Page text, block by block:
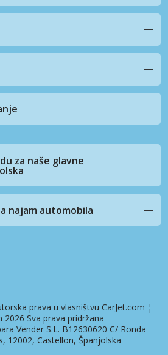
za naše glavne
najam automobila
prava u vlasništvu CarJet.com ¦
2026 Sva prava pridržana
Vender S.L. B12630620 C/ Ronda
12002, Castellon, Španjolska